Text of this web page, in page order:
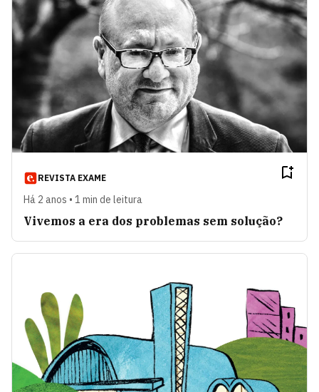
REVISTA EXAME
Há 2 anos • 1 min de leitura
Vivemos a era dos problemas sem solução?